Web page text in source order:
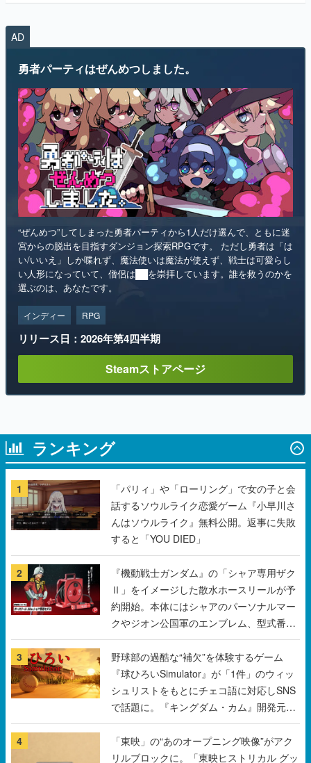
AD
勇者パーティはぜんめつしました。
“ぜんめつ”してしまった勇者パーティから1人だけ選んで、ともに迷
宮からの脱出を目指すダンジョン探索RPGです。 ただし勇者は「は
い/いいえ」しか喋れず、魔法使いは魔法が使えず、戦士は可愛らし
い人形になっていて、僧侶は██を崇拝しています。誰を救うのかを
選ぶのは、あなたです。
インディー RPG
リリース日：2026年第4四半期
Steamストアページ
ランキング
1
「パリィ」や「ローリング」で女の子と会
話するソウルライク恋愛ゲーム『小早川さ
んはソウルライク』無料公開。返事に失敗
すると「YOU DIED」
2
『機動戦士ガンダム』の「シャア専用ザク
Ⅱ」をイメージした散水ホースリールが予
約開始。本体にはシャアのパーソナルマー
クやジオン公国軍のエンブレム、型式番号
などを配置
3
野球部の過酷な“補欠”を体験するゲーム
『球ひろいSimulator』が「1件」のウィッ
シュリストをもとにチェコ語に対応しSNS
で話題に。『キングダム・カム』開発元や
チェコのプロ野球選手から称賛の声
4
「東映」の“あのオープニング映像”がアク
リルブロックに。「東映ヒストリカル グッ